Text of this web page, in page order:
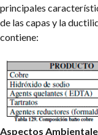
principales
de las capas y la
contiene:
Aspectos